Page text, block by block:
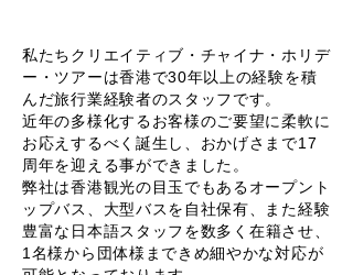
私たちクリエイティブ・チャイナ・ホリデ
ー・ツアーは香港で30年以上の経験を積
んだ旅行業経験者のスタッフです。
近年の多様化するお客様のご要望に柔軟に
お応えするべく誕生し、おかげさまで17
周年を迎える事ができました。
弊社は香港観光の目玉でもあるオープント
ップバス、大型バスを自社保有、また経験
豊富な日本語スタッフを数多く在籍させ、
1名様から団体様まできめ細やかな対応が